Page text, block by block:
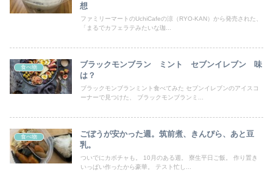
想
ファミリーマートのUchiCafeの涼（RYO-KAN）から発売された、
「まるでカフェラテみたいな珈...
食べ物
ブラックモンブラン ミント セブンイレブン 味
は？
ブラックモンブランミント食べてみた セブンイレブンのアイスコ
ーナーで見つけた、 ブラックモンブランミ...
食べ物
ごぼうが安かった週。筑前煮、きんぴら、あと豆
乳。
ついでにカボチャも。 10月のある週。 寮生平日ご飯。 作り置き
いっぱい作ったから豪華。 テスト忙し...